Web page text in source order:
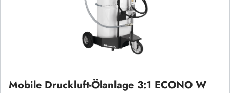
Mobile Druckluft-Ölanlage 3:1 ECONO W